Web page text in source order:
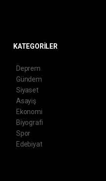
KATEGORİLER
Deprem
Gündem
Siyaset
Asayiş
Ekonomi
Biyografi
Spor
Edebiyat